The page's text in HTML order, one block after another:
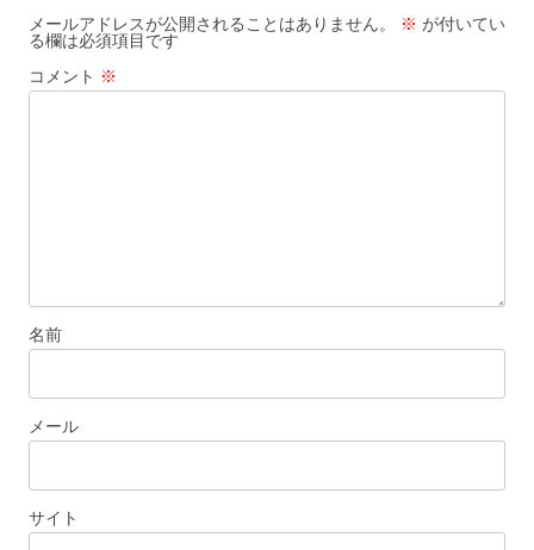
ー
シ
ョ
メールアドレスが公開されることはありません。 ※ が付いてい
る欄は必須項目です
コメント ※
名前
メール
サイト